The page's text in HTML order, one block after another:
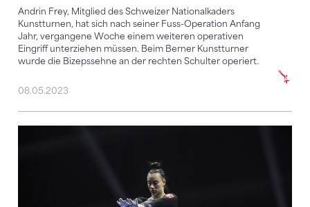
Andrin Frey, Mitglied des Schweizer Nationalkaders
Kunstturnen, hat sich nach seiner Fuss-Operation Anfang
Jahr, vergangene Woche einem weiteren operativen
Eingriff unterziehen müssen. Beim Berner Kunstturner
wurde die Bizepssehne an der rechten Schulter operiert.
08.05.2023